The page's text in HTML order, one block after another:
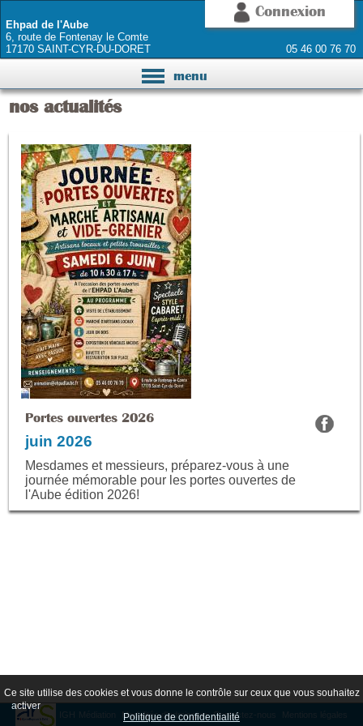
Connexion
Ehpad de l'Aube
6, route de Fontenay le Comte
17170 SAINT-CYR-DU-DORET
05 46 00 76 70
menu
nos actualités
Portes ouvertes 2026
juin 2026
Mesdames et messieurs, préparez-vous à une
journée mémorable pour les portes ouvertes de
l'Aube édition 2026!
Modalités d'admission Contactez-nous
Ce site utilise des cookies et vous donne le contrôle sur ceux que vous souhaitez
activerTout accepterContinuer sans accepterParamétrer mes choix
Politique de confidentialité